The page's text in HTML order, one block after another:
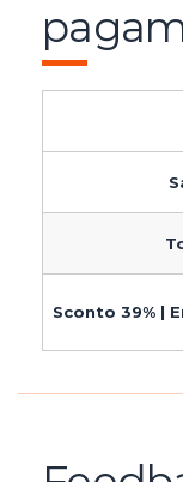
Sconto 39% |